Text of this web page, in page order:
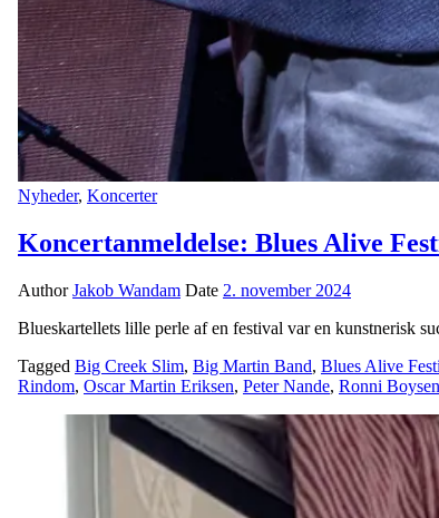
Nyheder, Koncerter
Koncertanmeldelse: Blues Alive
AuthorJakob Wandam Date 2. november 2024
Blueskartellets lille perle af en festival var en kunstnerisk
Tagged Big Creek Slim, Big Martin Band, Blues Alive
Rindom, Oscar Martin Eriksen, Peter Nande, Ronni Boysen